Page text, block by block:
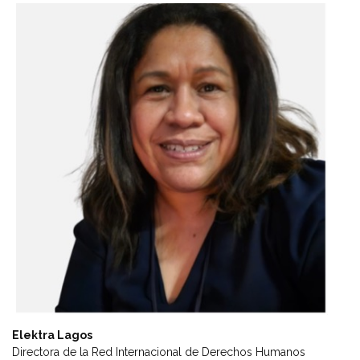
Elektra Lagos
Directora de la Red Internacional de Derechos Humanos